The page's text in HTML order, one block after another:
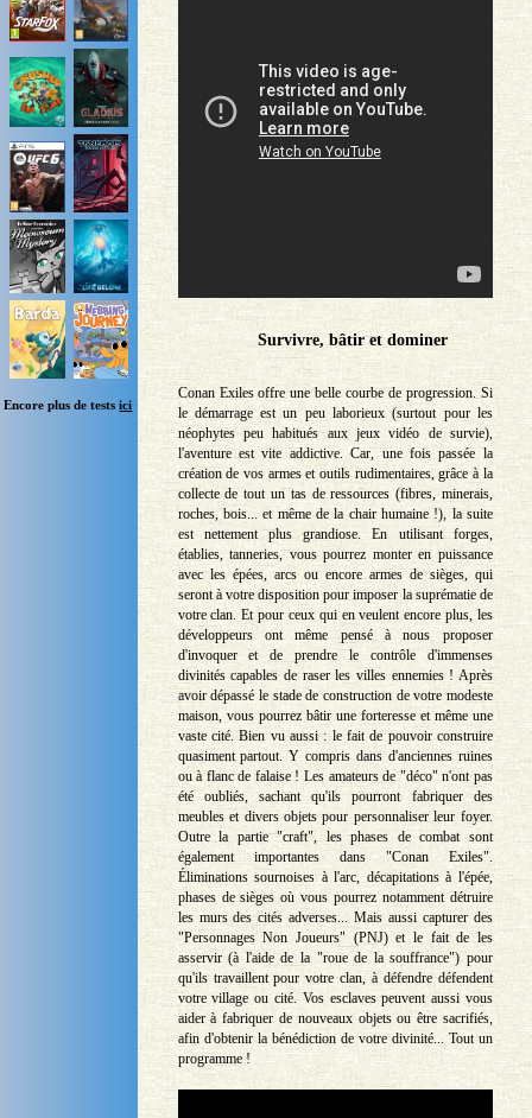
Encore plus de testsici
Survivre, bâtir et dominer
Conan Exiles offre une belle courbe de progression. Si
le démarrage est un peu laborieux (surtout pour les
néophytes peu habitués aux jeux vidéo de survie),
l'aventure est vite addictive. Car, une fois passée la
création de vos armes et outils rudimentaires, grâce à la
collecte de tout un tas de ressources (fibres, minerais,
roches, bois... et même de la chair humaine !), la suite
est nettement plus grandiose. En utilisant forges,
établies, tanneries, vous pourrez monter en puissance
avec les épées, arcs ou encore armes de sièges, qui
seront à votre disposition pour imposer la suprématie de
votre clan. Et pour ceux qui en veulent encore plus, les
développeurs ont même pensé à nous proposer
d'invoquer et de prendre le contrôle d'immenses
divinités capables de raser les villes ennemies ! Après
avoir dépassé le stade de construction de votre modeste
maison, vous pourrez bâtir une forteresse et même une
vaste cité. Bien vu aussi : le fait de pouvoir construire
quasiment partout. Y compris dans d'anciennes ruines
ou à flanc de falaise ! Les amateurs de "déco" n'ont pas
été oubliés, sachant qu'ils pourront fabriquer des
meubles et divers objets pour personnaliser leur foyer.
Outre la partie "craft", les phases de combat sont
également importantes dans "Conan Exiles".
Éliminations sournoises à l'arc, décapitations à l'épée,
phases de sièges où vous pourrez notamment détruire
les murs des cités adverses... Mais aussi capturer des
"Personnages Non Joueurs" (PNJ) et le fait de les
asservir (à l'aide de la "roue de la souffrance") pour
qu'ils travaillent pour votre clan, à défendre défendent
votre village ou cité. Vos esclaves peuvent aussi vous
aider à fabriquer de nouveaux objets ou être sacrifiés,
afin d'obtenir la bénédiction de votre divinité... Tout un
programme !